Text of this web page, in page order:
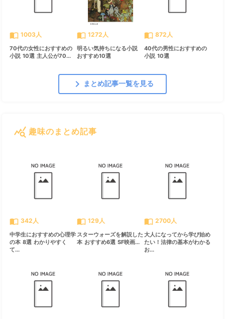
import_contacts 1003人
70代の女性におすすめの
小説 10選 主人公が70...
import_contacts 1272人
明るい気持ちになる小説
おすすめ10選
import_contacts 872人
40代の男性におすすめの
小説 10選
chevron_right まとめ記事一覧を見る
query_stats 趣味のまとめ記事
import_contacts 342人
中学生におすすめの心理学
の本 8選 わかりやすく
て...
import_contacts 129人
スターウォーズを解説した
本 おすすめ6選 SF映画...
import_contacts 2700人
大人になってから学び始め
たい！法律の基本がわかる
お...